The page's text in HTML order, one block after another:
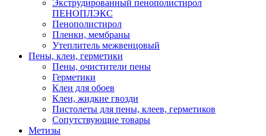
Экструдированный пенополистирол
ПЕНОПЛЭКС
Пенополистирол
Пленки, мембраны
Утеплитель межвенцовый
Пены, клеи, герметики
Пены, очистители пены
Герметики
Клеи для обоев
Клеи, жидкие гвозди
Пистолеты для пены, клеев, герметиков
Сопутствующие товары
Метизы